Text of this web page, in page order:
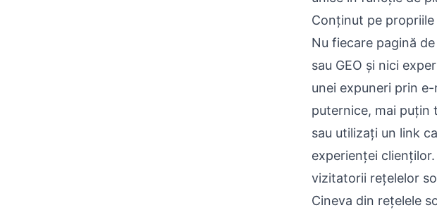
Conținut pe propriile
Nu fiecare pagină
sau GEO și nici
unei expuneri prin
puternice, mai puțin
sau utilizați un link
experienței
vizitatorii rețelelor
Cineva din rețelele